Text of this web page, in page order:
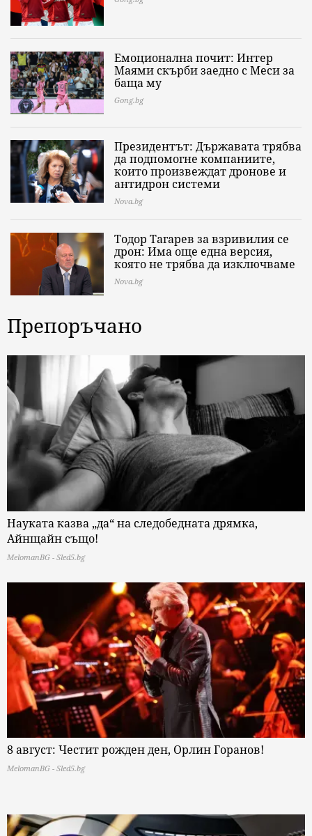
Емоционална почит: Интер
Маями скърби заедно с Меси за
баща му
Gong.bg
Президентът: Държавата трябва
да подпомогне компаниите,
които произвеждат дронове и
антидрон системи
Nova.bg
Тодор Тагарев за взривилия се
дрон: Има още една версия,
която не трябва да изключваме
Nova.bg
Препоръчано
Науката казва „да“ на следобедната дрямка,
Айнщайн също!
MelomanBG - Sled5.bg
8 август: Честит рожден ден, Орлин Горанов!
MelomanBG - Sled5.bg